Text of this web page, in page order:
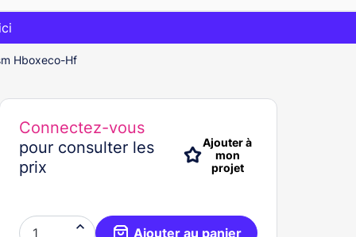
le code
Hboxeco-Hf
Connectez-vous
pour consulter les
prix
Ajouter à
mon
projet
 Ajouter au panier